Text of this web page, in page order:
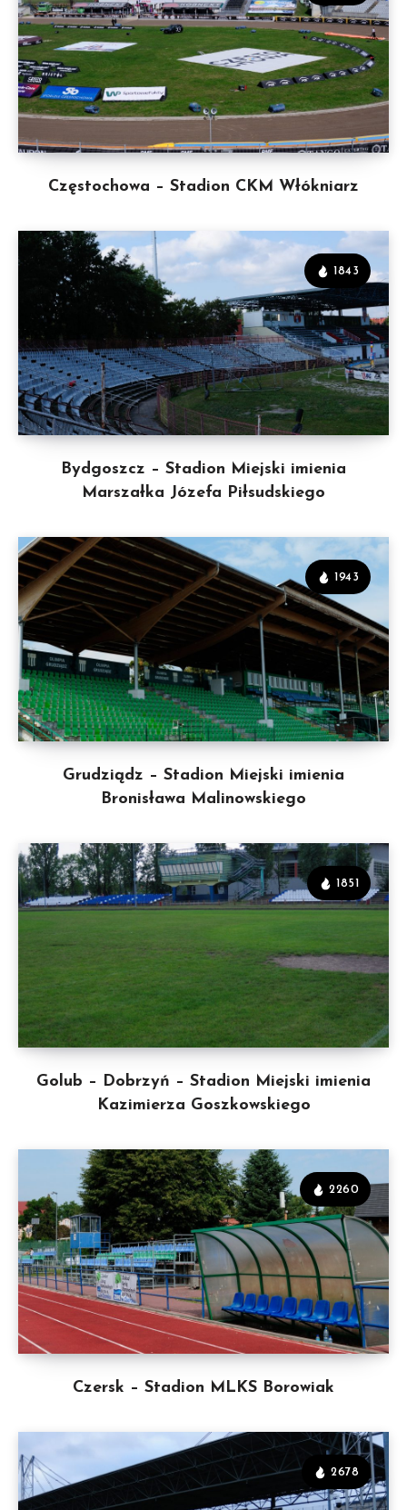
Częstochowa – Stadion CKM Włókniarz
Bydgoszcz – Stadion Miejski imienia
Marszałka Józefa Piłsudskiego
1843
Grudziądz – Stadion Miejski imienia
Bronisława Malinowskiego
1943
Golub – Dobrzyń – Stadion Miejski imienia
Kazimierza Goszkowskiego
1851
Czersk – Stadion MLKS Borowiak
2260
2678